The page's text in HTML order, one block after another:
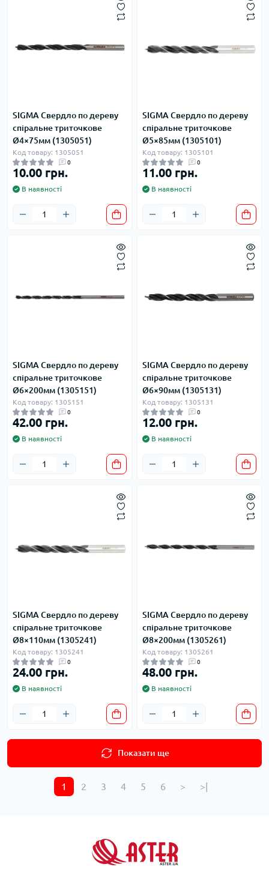
SIGMA Свердло по дереву
спіральне триточкове
Ø4×75мм (1305051)
Код товару: 1305051
0
10.00 грн.
В наявності
SIGMA Свердло по дереву
спіральне триточкове
Ø5×85мм (1305101)
Код товару: 1305101
0
11.00 грн.
В наявності
SIGMA Свердло по дереву
спіральне триточкове
Ø6×200мм (1305151)
Код товару: 1305151
0
42.00 грн.
В наявності
SIGMA Свердло по дереву
спіральне триточкове
Ø6×90мм (1305131)
Код товару: 1305131
0
12.00 грн.
В наявності
SIGMA Свердло по дереву
спіральне триточкове
Ø8×110мм (1305241)
Код товару: 1305241
0
24.00 грн.
В наявності
SIGMA Свердло по дереву
спіральне триточкове
Ø8×200мм (1305261)
Код товару: 1305261
0
48.00 грн.
В наявності
Показати ще
1 2 3 4 5 6 > >|